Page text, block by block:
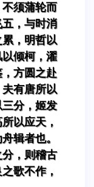
须蒲轮而
，与时消
，明哲以
倾柯，濯
方圆之赴
有唐所以
分，姬发
以应天，
辑者也。
，则稽古
歌不作，